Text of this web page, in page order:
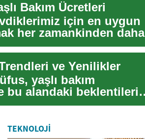
Bakım Ücretleri
için en uygun
her zamankinden daha
ve Yenilikler
yaşlı bakım
bu alandaki beklentileri
TEKNOLOJI